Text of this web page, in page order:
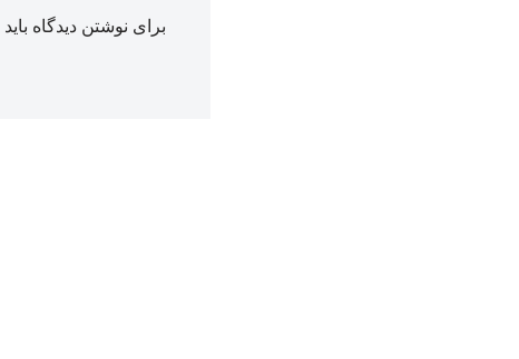
برای نوشتن دیدگاه باید